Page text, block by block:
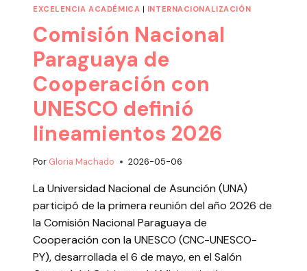
EXCELENCIA ACADÉMICA | INTERNACIONALIZACIÓN
Comisión Nacional
Paraguaya de
Cooperación con
UNESCO definió
lineamientos 2026
Por Gloria Machado 2026-05-06
La Universidad Nacional de Asunción (UNA)
participó de la primera reunión del año 2026 de
la Comisión Nacional Paraguaya de
Cooperación con la UNESCO (CNC-UNESCO-
PY), desarrollada el 6 de mayo, en el Salón